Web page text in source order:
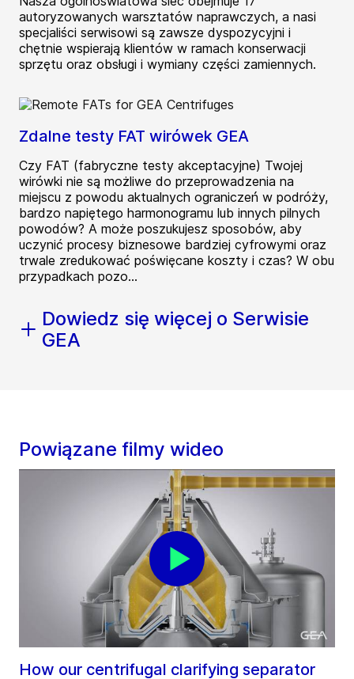
autoryzowanych warsztatów naprawczych, a nasi
specjaliści serwisowi są zawsze dyspozycyjni i
chętnie wspierają klientów w ramach konserwacji
sprzętu oraz obsługi i wymiany części zamiennych.
Zdalne testy FAT wirówek GEA
Czy FAT (fabryczne testy akceptacyjne) Twojej
wirówki nie są możliwe do przeprowadzenia na
miejscu z powodu aktualnych ograniczeń w podróży,
bardzo napiętego harmonogramu lub innych pilnych
powodów? A może poszukujesz sposobów, aby
uczynić procesy biznesowe bardziej cyfrowymi oraz
trwale zredukować poświęcane koszty i czas? W obu
przypadkach pozo...
Dowiedz się więcej o Serwisie
GEA
Powiązane filmy wideo
How our centrifugal clarifying separator